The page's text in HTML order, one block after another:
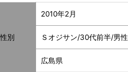
2010年2月
別 Ｓオジサン/30代前半/男性
広島県